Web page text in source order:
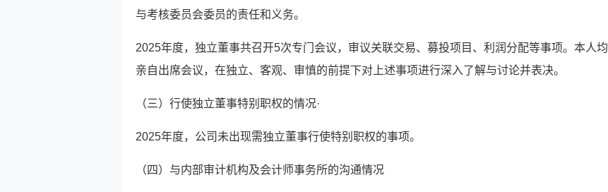
与考核委员会委员的责任和义务。
2025年度，独立董事共召开5次专门会议，审议关联交易、募投项目、利润分配等事项。本人均
亲自出席会议，在独立、客观、审慎的前提下对上述事项进行深入了解与讨论并表决。
（三）行使独立董事特别职权的情况·
2025年度，公司未出现需独立董事行使特别职权的事项。
（四）与内部审计机构及会计师事务所的沟通情况